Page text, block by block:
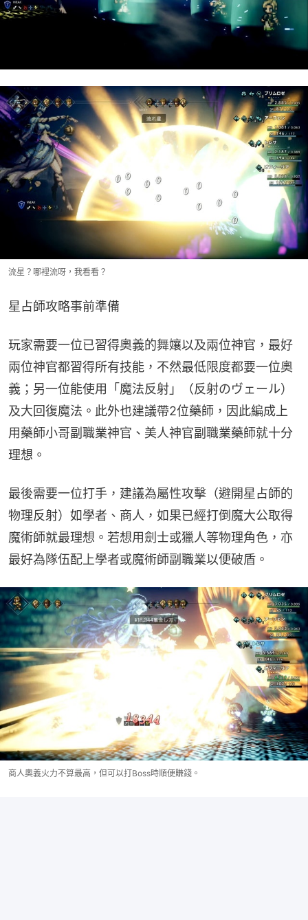
流星？哪裡流呀，我看看？
星占師攻略事前準備
玩家需要一位已習得奧義的舞孃以及兩位神官，最好
兩位神官都習得所有技能，不然最低限度都要一位奧
義；另一位能使用「魔法反射」（反射のヴェール）
及大回復魔法。此外也建議帶2位藥師，因此編成上
用藥師小哥副職業神官、美人神官副職業藥師就十分
理想。
最後需要一位打手，建議為屬性攻擊（避開星占師的
物理反射）如學者、商人，如果已經打倒魔大公取得
魔術師就最理想。若想用劍士或獵人等物理角色，亦
最好為隊伍配上學者或魔術師副職業以便破盾。
商人奧義火力不算最高，但可以打Boss時順便賺錢。